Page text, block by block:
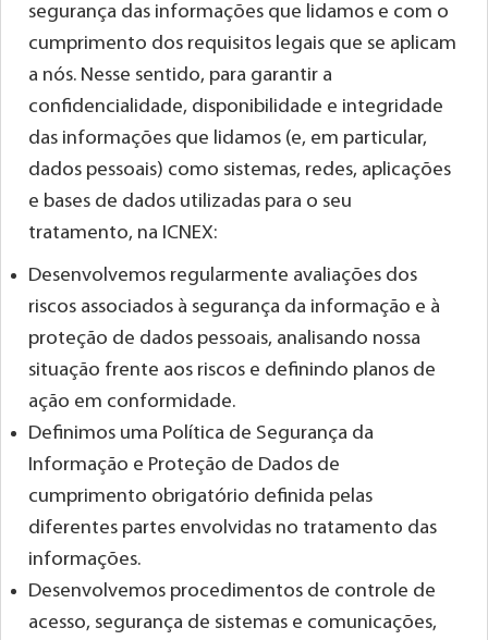
segurança das informações que lidamos e com o
cumprimento dos requisitos legais que se aplicam
a nós. Nesse sentido, para garantir a
confidencialidade, disponibilidade e integridade
das informações que lidamos (e, em particular,
dados pessoais) como sistemas, redes, aplicações
e bases de dados utilizadas para o seu
tratamento, na ICNEX:
Desenvolvemos regularmente avaliações dos
riscos associados à segurança da informação e à
proteção de dados pessoais, analisando nossa
situação frente aos riscos e definindo planos de
ação em conformidade.
Definimos uma Política de Segurança da
Informação e Proteção de Dados de
cumprimento obrigatório definida pelas
diferentes partes envolvidas no tratamento das
informações.
Desenvolvemos procedimentos de controle de
acesso, segurança de sistemas e comunicações,